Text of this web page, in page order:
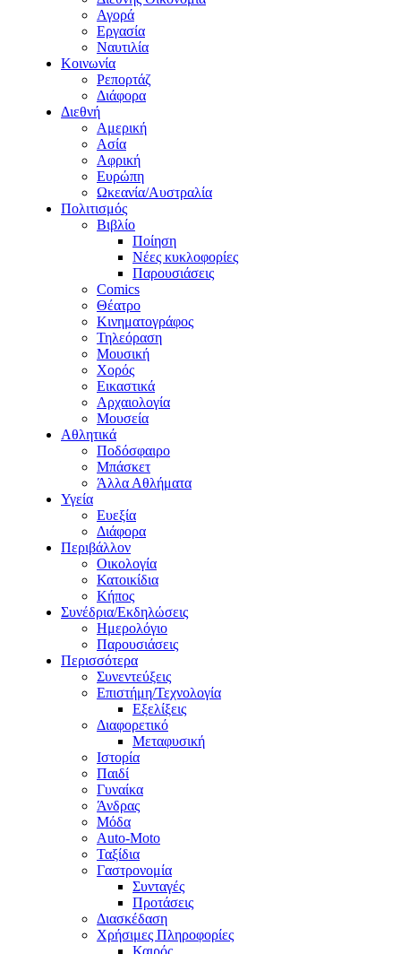
Αγορά
Εργασία
Ναυτιλία
Κοινωνία
Ρεπορτάζ
Διάφορα
Διεθνή
Αμερική
Ασία
Αφρική
Ευρώπη
Ωκεανία/Αυστραλία
Πολιτισμός
Βιβλίο
Ποίηση
Νέες κυκλοφορίες
Παρουσιάσεις
Comics
Θέατρο
Κινηματογράφος
Τηλεόραση
Μουσική
Χορός
Εικαστικά
Αρχαιολογία
Μουσεία
Αθλητικά
Ποδόσφαιρο
Μπάσκετ
Άλλα Αθλήματα
Υγεία
Ευεξία
Διάφορα
Περιβάλλον
Οικολογία
Κατοικίδια
Κήπος
Συνέδρια/Εκδηλώσεις
Ημερολόγιο
Παρουσιάσεις
Περισσότερα
Συνεντεύξεις
Επιστήμη/Τεχνολογία
Εξελίξεις
Διαφορετικό
Μεταφυσική
Ιστορία
Παιδί
Γυναίκα
Άνδρας
Μόδα
Auto-Moto
Ταξίδια
Γαστρονομία
Συνταγές
Προτάσεις
Διασκέδαση
Χρήσιμες Πληροφορίες
Καιρός